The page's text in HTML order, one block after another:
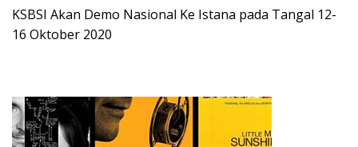
KSBSI Akan Demo Nasional Ke Istana pada Tangal 12-
16 Oktober 2020